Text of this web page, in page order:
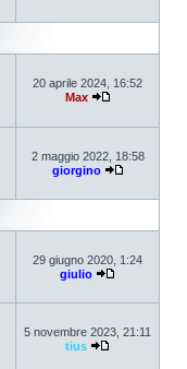
20 aprile 2024, 16:52
Max
2 maggio 2022, 18:58
giorgino
29 giugno 2020, 1:24
giulio
5 novembre 2023, 21:11
tius